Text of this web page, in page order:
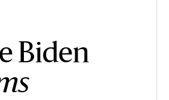
Biden